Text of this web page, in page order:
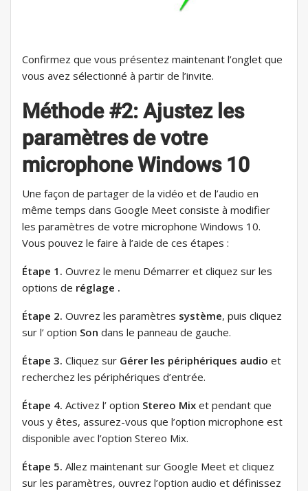
Confirmez que vous présentez maintenant l’onglet que
vous avez sélectionné à partir de l’invite.
Méthode #2: Ajustez les
paramètres de votre
microphone Windows 10
Une façon de partager de la vidéo et de l’audio en
même temps dans Google Meet consiste à modifier
les paramètres de votre microphone Windows 10.
Vous pouvez le faire à l’aide de ces étapes :
Étape 1. Ouvrez le menu Démarrer et cliquez sur les
options de réglage .
Étape 2. Ouvrez les paramètres système, puis cliquez
sur l’ option Son dans le panneau de gauche.
Étape 3. Cliquez sur Gérer les périphériques audio et
recherchez les périphériques d’entrée.
Étape 4. Activez l’ option Stereo Mix et pendant que
vous y êtes, assurez-vous que l’option microphone est
disponible avec l’option Stereo Mix.
Étape 5. Allez maintenant sur Google Meet et cliquez
sur les paramètres, ouvrez l’option audio et définissez